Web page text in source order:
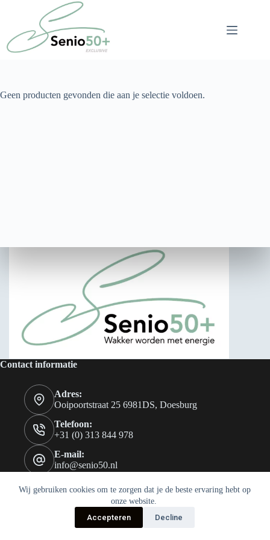
inhoud
Wij gebruiken cookies om te zorgen dat je de beste ervaring hebt op
onze website.
Accepteren
Decline
Geen producten gevonden die aan je selectie voldoen.
Contact informatie
Adres:
Ooipoortstraat 25 6981DS, Doesburg
Telefoon:
+31 (0) 313 844 978
E-mail:
info@senio50.nl